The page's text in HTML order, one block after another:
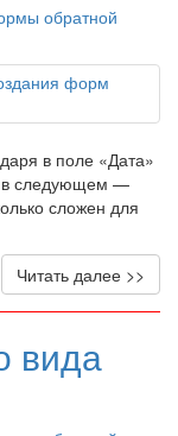
обратной
в поле «Дата»
в следующем —
сложен для
Читать далее >>
вида